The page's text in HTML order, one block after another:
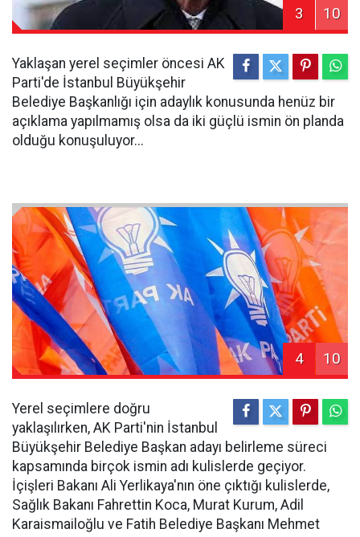
3 10
Yaklaşan yerel seçimler öncesi AK
Parti'de İstanbul Büyükşehir
Belediye Başkanlığı için adaylık konusunda henüz bir
açıklama yapılmamış olsa da iki güçlü ismin ön planda
olduğu konuşuluyor...
4 10
Yerel seçimlere doğru
yaklaşılırken, AK Parti'nin İstanbul
Büyükşehir Belediye Başkan adayı belirleme süreci
kapsamında birçok ismin adı kulislerde geçiyor.
İçişleri Bakanı Ali Yerlikaya'nın öne çıktığı kulislerde,
Sağlık Bakanı Fahrettin Koca, Murat Kurum, Adil
Karaismailoğlu ve Fatih Belediye Başkanı Mehmet